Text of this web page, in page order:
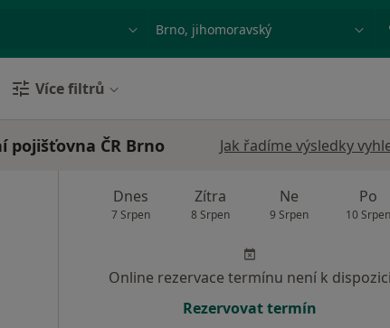
Město nebo region
Více filtrů
pojišťovna ČR Brno Jak řadíme výsledky
Dnes
7 Srpen
Zítra
8 Srpen
Ne
9 Srpen
Po
10 Srpen
Online rezervace termínu není k dispozici
Rezervovat termín